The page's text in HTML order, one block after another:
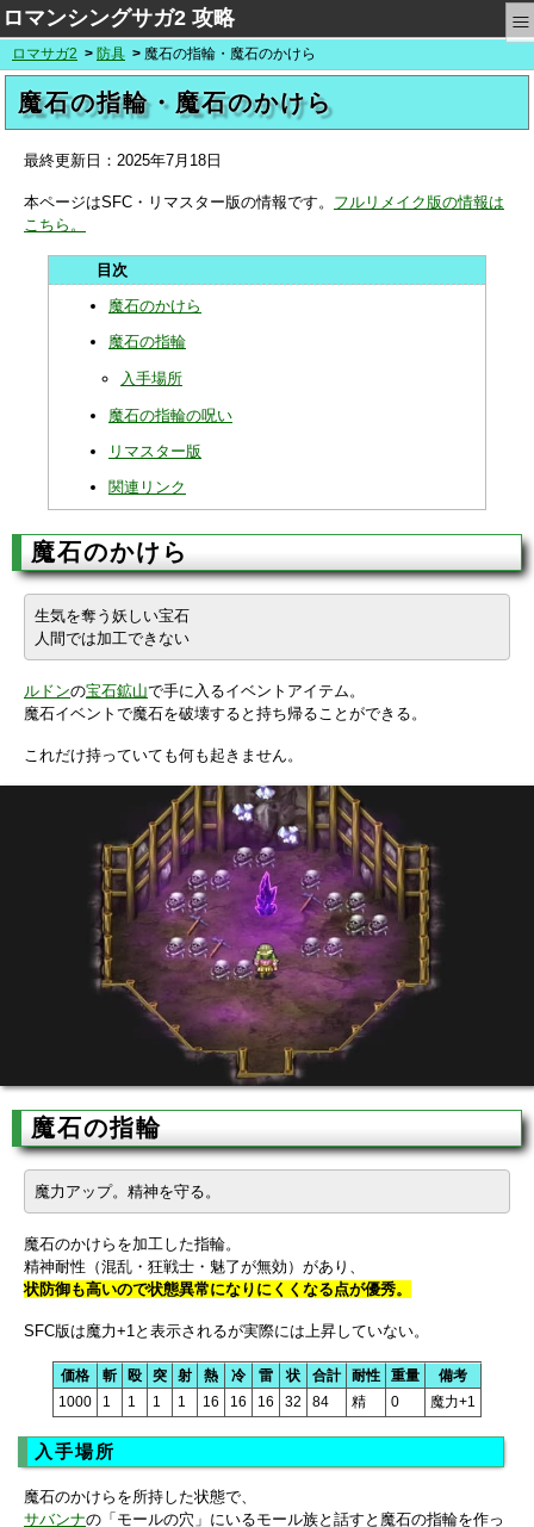
ロマンシングサガ2 攻略 ≡
ロマサガ2 防具 魔石の指輪・魔石のかけら
魔石の指輪・魔石のかけら
最終更新日： 2025年7月18日
本ページはSFC・リマスター版の情報です。 フルリメイク版の情報は
こちら。
魔石のかけら
魔石の指輪
入手場所
魔石の指輪の呪い
リマスター版
関連リンク
魔石のかけら
生気を奪う妖しい宝石
人間では加工できない
ルドンの宝石鉱山で手に入るイベントアイテム。
魔石イベントで魔石を破壊すると持ち帰ることができる。
これだけ持っていても何も起きません。
魔石の指輪
魔力アップ。精神を守る。
魔石のかけらを加工した指輪。
精神耐性（混乱・狂戦士・魅了が無効）があり、
状防御も高いので状態異常になりにくくなる点が優秀。
SFC版は魔力+1と表示されるが実際には上昇していない。
価格 斬 殴 突 射 熱 冷 雷 状 合計 耐性 重量
備考
1000
1 1 1 1 16 16 16 32 84 精 0 魔力+1
入手場所
魔石のかけらを所持した状態で、
サバンナの「モールの穴」にいるモール族と話すと魔石の指輪を作っ